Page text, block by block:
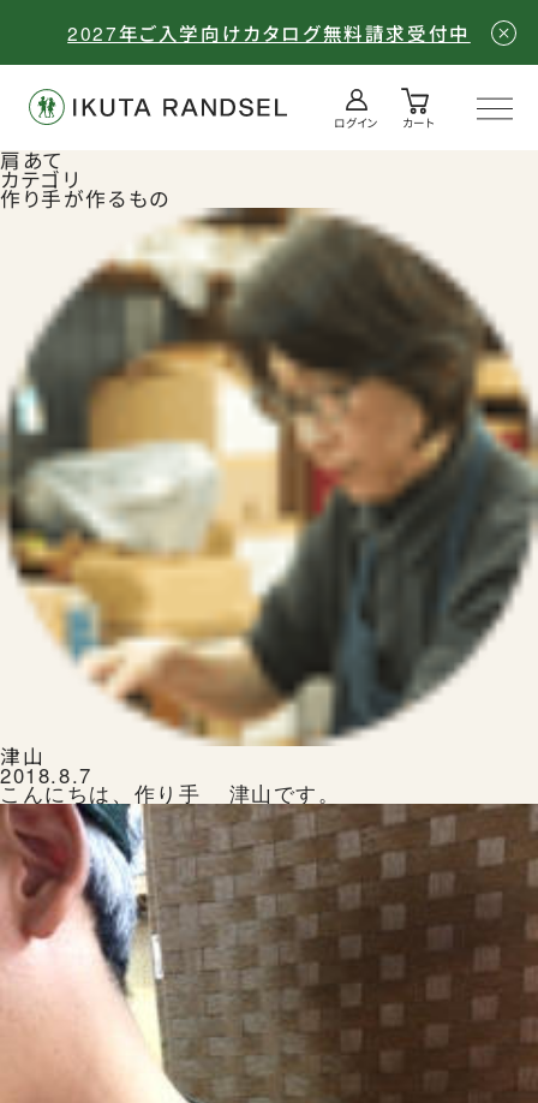
2027年ご入学向けカタログ無料請求受付中
ログイン カート
ランドセルを注文する
生田ランドセルのこと
生田ランドセルにふれる
肩あて
カテゴリ
作り手が作るもの
津山
2018.8.7